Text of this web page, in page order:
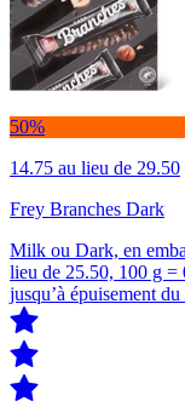
50%
14.75 au lieu de 29.50
Frey Branches Dark
Milk ou Dark, en
lieu de 25.50, 100 g =
jusqu’à épuisement du